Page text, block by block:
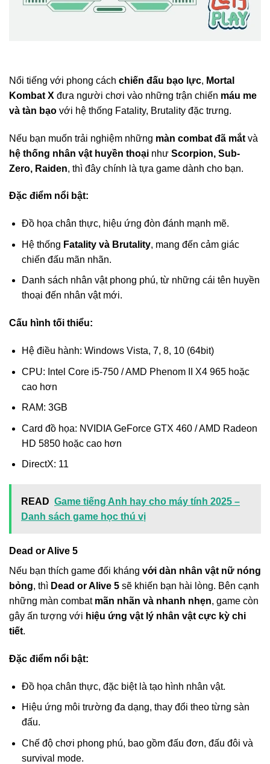
Nổi tiếng với phong cách chiến đấu bạo lực, Mortal
Kombat X đưa người chơi vào những trận chiến máu me
và tàn bạo với hệ thống Fatality, Brutality đặc trưng.
Nếu bạn muốn trải nghiệm những màn combat đã mắt và
hệ thống nhân vật huyền thoại như Scorpion, Sub-
Zero, Raiden, thì đây chính là tựa game dành cho bạn.
Đặc điểm nổi bật:
Đồ họa chân thực, hiệu ứng đòn đánh mạnh mẽ.
Hệ thống Fatality và Brutality, mang đến cảm giác
chiến đấu mãn nhãn.
Danh sách nhân vật phong phú, từ những cái tên huyền
thoại đến nhân vật mới.
Cấu hình tối thiểu:
Hệ điều hành: Windows Vista, 7, 8, 10 (64bit)
CPU: Intel Core i5-750 / AMD Phenom II X4 965 hoặc
cao hơn
RAM: 3GB
Card đồ họa: NVIDIA GeForce GTX 460 / AMD Radeon
HD 5850 hoặc cao hơn
DirectX: 11
READ Game tiếng Anh hay cho máy tính 2025 –
Danh sách game học thú vị
Dead or Alive 5
Nếu bạn thích game đối kháng với dàn nhân vật nữ nóng
bỏng, thì Dead or Alive 5 sẽ khiến bạn hài lòng. Bên cạnh
những màn combat mãn nhãn và nhanh nhẹn, game còn
gây ấn tượng với hiệu ứng vật lý nhân vật cực kỳ chi
tiết.
Đặc điểm nổi bật:
Đồ họa chân thực, đặc biệt là tạo hình nhân vật.
Hiệu ứng môi trường đa dạng, thay đổi theo từng sàn
đấu.
Chế độ chơi phong phú, bao gồm đấu đơn, đấu đôi và
survival mode.